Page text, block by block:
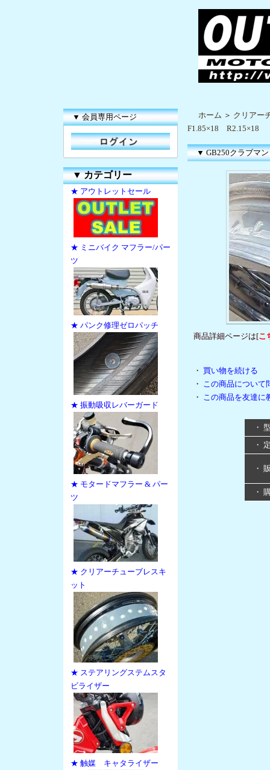
▼ 会員専用ページ
▼カテゴリー
★ アウトレットセール
★ ミニバイク マフラー/パー
ツ
★ パンク修理ゼロパッチ
★ 振動吸収レバーガード
★ モタードマフラー & パー
ツ
★ クリアーチューブレスキ
ット
★ ステアリングステムスタ
ビライザー
★ 触媒 キャタライザー
ホーム ＞ クリアー
F1.85×18 R2.15×18
▼ GB250クラブマ
商品詳細ページは[こ
・ 買い物を続ける
・ この商品について
・ この商品を友達に
・
・
・
・